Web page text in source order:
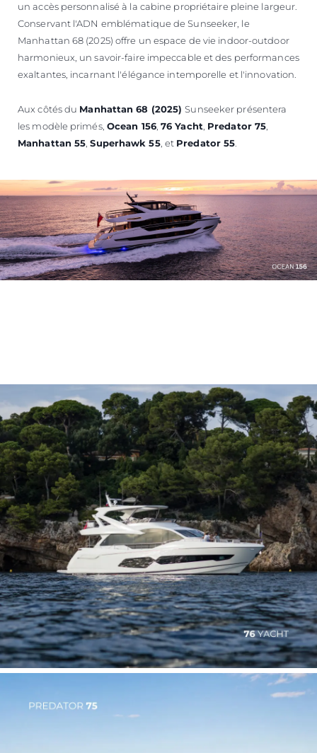
un accès personnalisé à la cabine propriétaire pleine largeur.
Conservant l'ADN emblématique de Sunseeker, le
Manhattan 68 (2025) offre un espace de vie indoor-outdoor
harmonieux, un savoir-faire impeccable et des performances
exaltantes, incarnant l'élégance intemporelle et l'innovation.
Aux côtés du Manhattan 68 (2025)Sunseeker présentera
les modèle primés, Ocean 156,76 Yacht, Predator 75,
Manhattan 55,Superhawk 55, et Predator 55.